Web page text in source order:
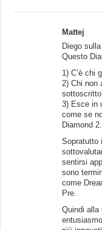
Mattej
Diego
Questo
1) C’è chi
2) Chi non
3) Esce in
come se
Diamond 2.
Sopratutto
sentirsi
sono
come
Pre.
Quindi alla